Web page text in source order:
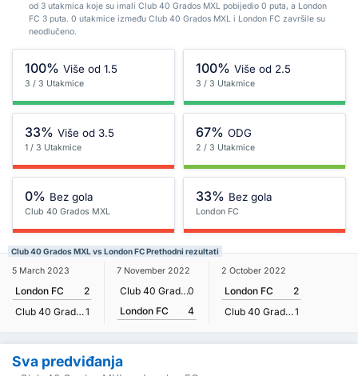
od 3 utakmica koje su imali Club 40 Grados MXL pobijedio 0 puta, a London
FC 3 puta. 0 utakmice između Club 40 Grados MXL i London FC završile su
neodlučeno.
100% Više od 1.5
3 / 3 Utakmice
100% Više od 2.5
3 / 3 Utakmice
33% Više od 3.5
1 / 3 Utakmice
67% ODG
2 / 3 Utakmice
0% Bez gola
Club 40 Grados MXL
33% Bez gola
London FC
Club 40 Grados MXL vs London FC Prethodni rezultati
5 March 2023
London FC
2
Club 40 Grados MXL1
7 November 2022
Club 40 Grados MXL0
London FC
4
2 October 2022
London FC
2
Club 40 Grados MXL1
Sva predviđanja